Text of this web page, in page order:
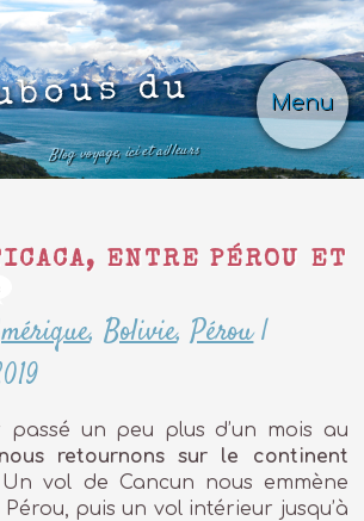
Menu
du
Blog voyage, ici et ailleurs
ENTRE PÉROU ET
,Bolivie,Pérou|
passé un peu plus d’un mois au
retournons sur le continent
Un vol de Cancun nous emmène
Pérou, puis un vol intérieur jusqu’à